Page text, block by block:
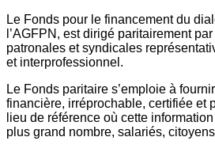
Le Fonds pour le financement du
l’AGFPN, est dirigé paritairement
patronales et syndicales
et interprofessionnel.
Le Fonds paritaire s’emploie à
financière, irréprochable, certifiée et
lieu de référence où cette
plus grand nombre, salariés,